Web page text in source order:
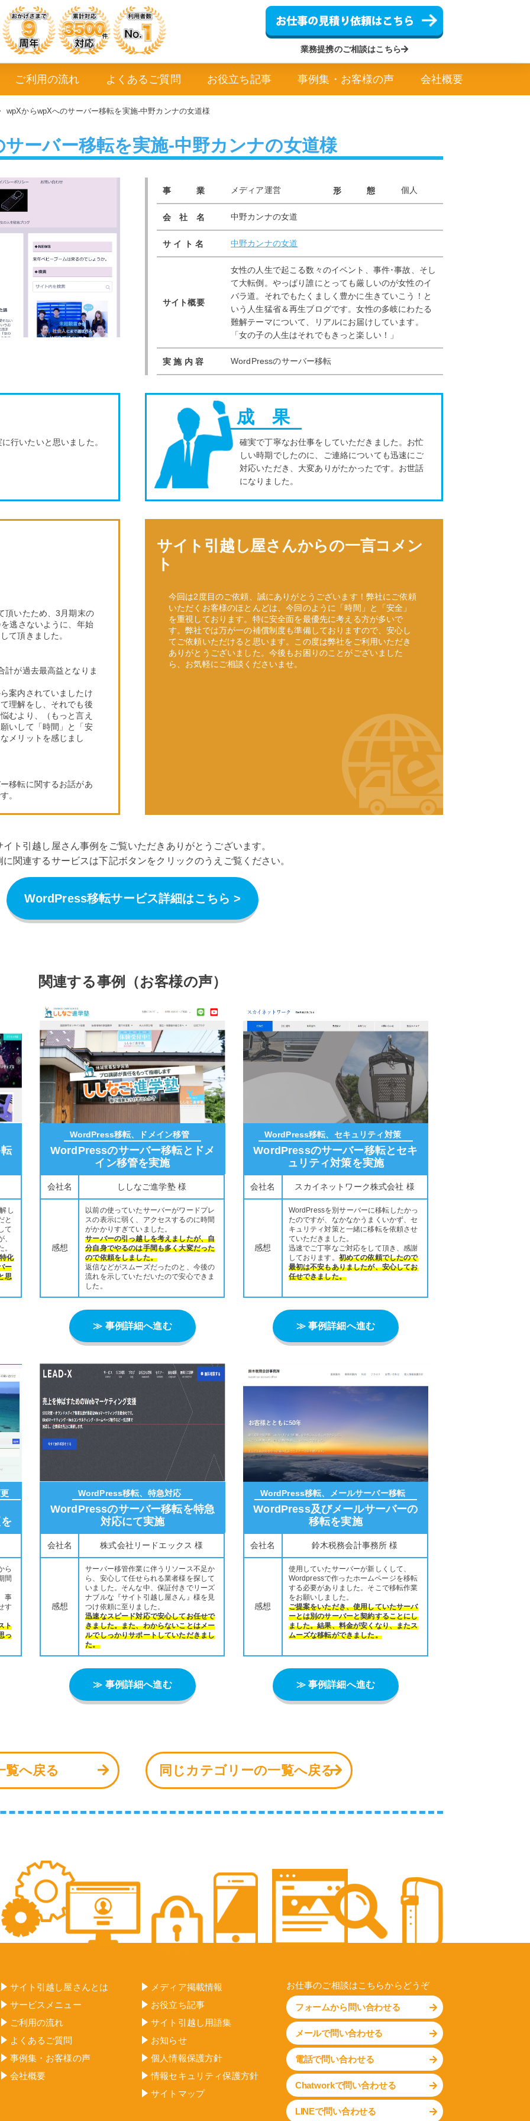
業務提携のご相談はこちら
ご利用の流れ よくあるご質問 お役立ち記事 事例集・お客様の声 会社概要
wpXからwpXへのサーバー移転を実施-中野カンナの女道様
ーバー移転を実施-中野カンナの女道様
事 業 メディア運営 形 態 個人
会 社 名 中野カンナの女道
サ イ ト 名 中野カンナの女道
サイト概要
女性の人生で起こる数々のイベント、事件･事故、そし
て大転倒。やっぱり誰にとっても厳しいのが女性のイ
バラ道。それでもたくましく豊かに生きていこう！と
いう人生猛省＆再生ブログです。女性の多岐にわたる
難解テーマについて、リアルにお届けしています。
「女の子の人生はそれでもきっと楽しい！」
実 施 内 容 WordPressのサーバー移転
行いたいと思いました。
成 果
確実で丁寧なお仕事をしていただきました。お忙
しい時期でしたのに、ご連絡についても迅速にご
対応いただき、大変ありがたかったです。お世話
になりました。
頂いたため、3月期末の
逃さないように、年始
て頂きました。
計が過去最高益となりま
案内されていましたけ
理解をし、それでも後
むより、（もっと言え
いして「時間」と「安
メリットを感じまし
移転に関するお話があ
。
サイト引越し屋さんからの一言コメン
ト
今回は2度目のご依頼、誠にありがとうございます！弊社にご依頼
いただくお客様のほとんどは、今回のように「時間」と「安全」
を重視しております。特に安全面を最優先に考える方が多いで
す。弊社では万が一の補償制度も準備しておりますので、安心し
てご依頼いただけると思います。この度は弊社をご利用いただき
ありがとうございました。今後もお困りのことがございました
ら、お気軽にご相談くださいませ。
イト引越し屋さん事例をご覧いただきありがとうございます。
に関連するサービスは下記ボタンをクリックのうえご覧ください。
WordPress移転サービス詳細はこちら >
関連する事例（お客様の声）
し
と
て
化
ー
思
WordPress移転、ドメイン移管
WordPressのサーバー移転とドメ
イン移管を実施
会社名 ししなご進学塾 様
感想
以前の使っていたサーバーがワードプレ
スの表示に弱く、アクセスするのに時間
がかかりすぎていました。
サーバーの引っ越しを考えましたが、自
分自身でやるのは手間も多く大変だった
ので依頼をしました。
返信などがスムーズだったのと、今後の
流れを示していただいたので安心できま
した。
≫ 事例詳細へ進む
WordPress移転、セキュリティ対策
WordPressのサーバー移転とセキ
ュリティ対策を実施
会社名 スカイネットワーク株式会社 様
感想
WordPressを別サーバーに移転したかっ
たのですが、なかなかうまくいかず、セ
キュリティ対策と一緒に移転を依頼させ
ていただきました。
迅速でご丁寧なご対応をして頂き、感謝
しております。 初めての依頼でしたので
最初は不安もありましたが、安心してお
任せできました。
≫ 事例詳細へ進む
ら
間
事
す
ト
っ
WordPress移転、特急対応
WordPressのサーバー移転を特急
対応にて実施
会社名 株式会社リードエックス 様
感想
サーバー移管作業に伴うリソース不足か
ら、安心して任せられる業者様を探して
いました。そんな中、保証付きでリーズ
ナブルな『サイト引越し屋さん』様を見
つけ依頼に至りました。
迅速なスピード対応で安心してお任せで
きました。また、わからないことはメー
ルでしっかりサポートしていただきまし
た。
≫ 事例詳細へ進む
WordPress移転、メールサーバー移転
WordPress及びメールサーバーの
移転を実施
会社名 鈴木税務会計事務所 様
感想
使用していたサーバーが新しくして、
Wordpressで作ったホームページを移転
する必要がありました。そこで移転作業
をお願いしました。
ご提案をいただき、使用していたサーバ
ーとは別のサーバーと契約することにし
ました。結果、料金が安くなり、またス
ムーズな移転ができました。
≫ 事例詳細へ進む
覧へ戻る 同じカテゴリーの一覧へ戻る
サイト引越し屋さんとは
サービスメニュー
ご利用の流れ
よくあるご質問
事例集・お客様の声
会社概要
メディア掲載情報
お役立ち記事
サイト引越し用語集
お知らせ
個人情報保護方針
情報セキュリティ保護方針
サイトマップ
お仕事のご相談はこちらからどうぞ
フォームから問い合わせる
メールで問い合わせる
電話で問い合わせる
Chatworkで問い合わせる
LINEで問い合わせる